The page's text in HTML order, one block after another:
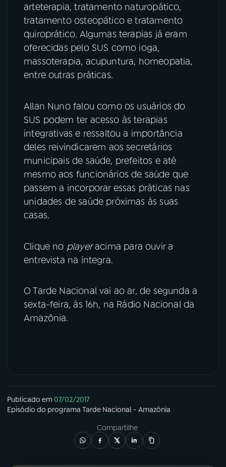
TikTok
arteterapia, tratamento naturopático,
tratamento osteopático e tratamento
quiroprático. Algumas terapias já eram
oferecidas pelo SUS como ioga,
massoterapia, acupuntura, homeopatia,
entre outras práticas.
Allan Nuno falou como os usuários do
SUS podem ter acesso às terapias
integrativas e ressaltou a importância
deles reivindicarem aos secretários
municipais de saúde, prefeitos e até
mesmo aos funcionários de saúde que
passem a incorporar essas práticas nas
unidades de saúde próximas às suas
casas.
Clique no playeracima para ouvir a
entrevista na íntegra.
O Tarde Nacional vai ao ar, de segunda a
sexta-feira, às 16h, na Rádio Nacional da
Amazônia.
Publicado em07/02/2017
Episódio do programa Tarde Nacional - Amazônia
Compartilhe